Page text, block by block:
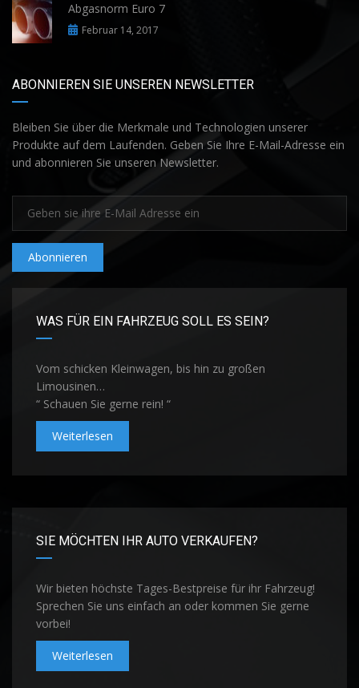
Abgasnorm Euro 7
Februar 14, 2017
ABONNIEREN SIE UNSEREN NEWSLETTER
Bleiben Sie über die Merkmale und Technologien unserer
Produkte auf dem Laufenden. Geben Sie Ihre E-Mail-Adresse ein
und abonnieren Sie unseren Newsletter.
Abonnieren
WAS FÜR EIN FAHRZEUG SOLL ES SEIN?
Vom schicken Kleinwagen, bis hin zu großen
Limousinen…
“ Schauen Sie gerne rein! “
Weiterlesen
SIE MÖCHTEN IHR AUTO VERKAUFEN?
Wir bieten höchste Tages-Bestpreise für ihr Fahrzeug!
Sprechen Sie uns einfach an oder kommen Sie gerne
vorbei!
Weiterlesen